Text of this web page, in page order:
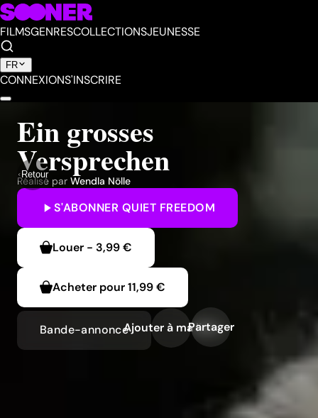
FILMSGENRESCOLLECTIONSJEUNESSE
FR
CONNEXIONS'INSCRIRE
Retour
Ein grosses
Versprechen
Réalisé par Wendla Nölle
S'ABONNER QUIET FREEDOM
Louer - 3,99 €
Acheter pour11,99 €
Bande-annonceAjouter à ma liste
Partager